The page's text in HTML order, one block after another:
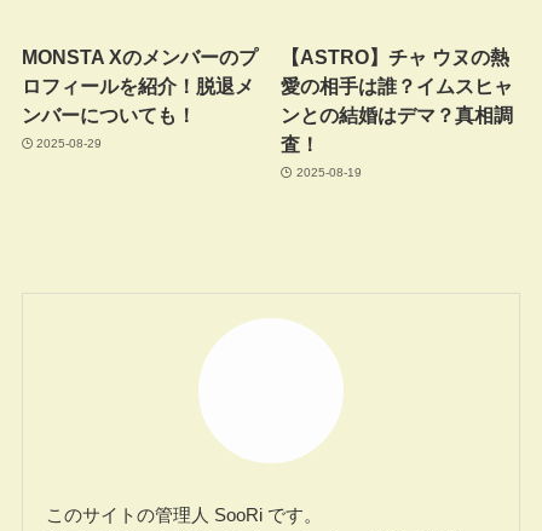
MONSTA Xのメンバーのプ
ロフィールを紹介！脱退メ
ンバーについても！
2025-08-29
【ASTRO】チャ ウヌの熱
愛の相手は誰？イムスヒャ
ンとの結婚はデマ？真相調
査！
2025-08-19
このサイトの管理人 SooRi です。